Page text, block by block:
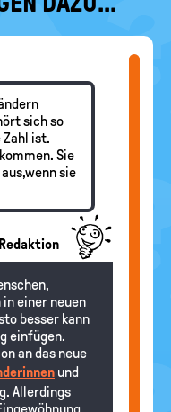
sich so
Zahl ist.
Sie
sie
Redaktion
in einer neuen
besser kann
einfügen.
an das neue
und
Allerdings